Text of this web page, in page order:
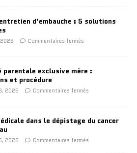
d’embauche : 5 solutions
Commentaires fermés
exclusive mère :
et procédure
2026 Commentaires fermés
dans le dépistage du cancer
2026 Commentaires fermés